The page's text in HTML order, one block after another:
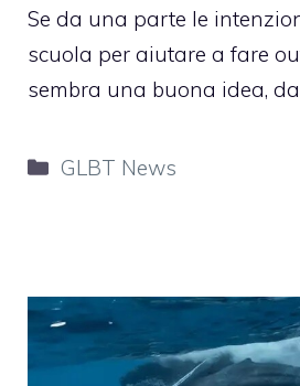
Se da una parte le
scuola per aiutare a fare
sembra una buona idea,
Categorie
GLBT News